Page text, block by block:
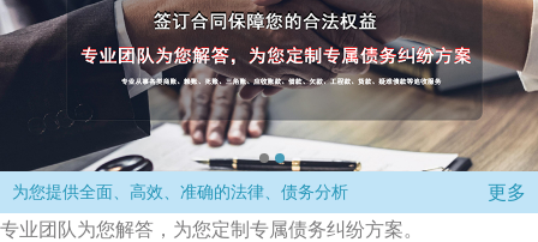
为您提供全面、高效、准确的法律、债务分析
更多
专业团队为您解答，为您定制专属债务纠纷方案。